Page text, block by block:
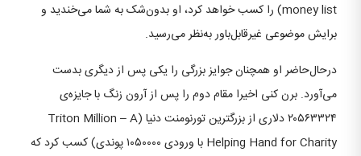
money list) را کسب خواهد کرد، او بدون‌شک به شما می‌خندید و
برایش موضوعی غیرقابل‌باور به‌نظر می‌رسید.
درحال‌حاضر او همچنان جوایز بزرگی را یکی پس از دیگری بدست
می‌آورد. برن کنی اخیرا مقام دوم را پس از آرون زنگ با جایزه‌ی
۲۰۵۶۳۳۲۴ دلاری از بزرگترین تورنومنت دنیا (Triton Million – A
Helping Hand for Charity با ورودی ۱۰۵۰۰۰۰ پوندی) کسب کرد که